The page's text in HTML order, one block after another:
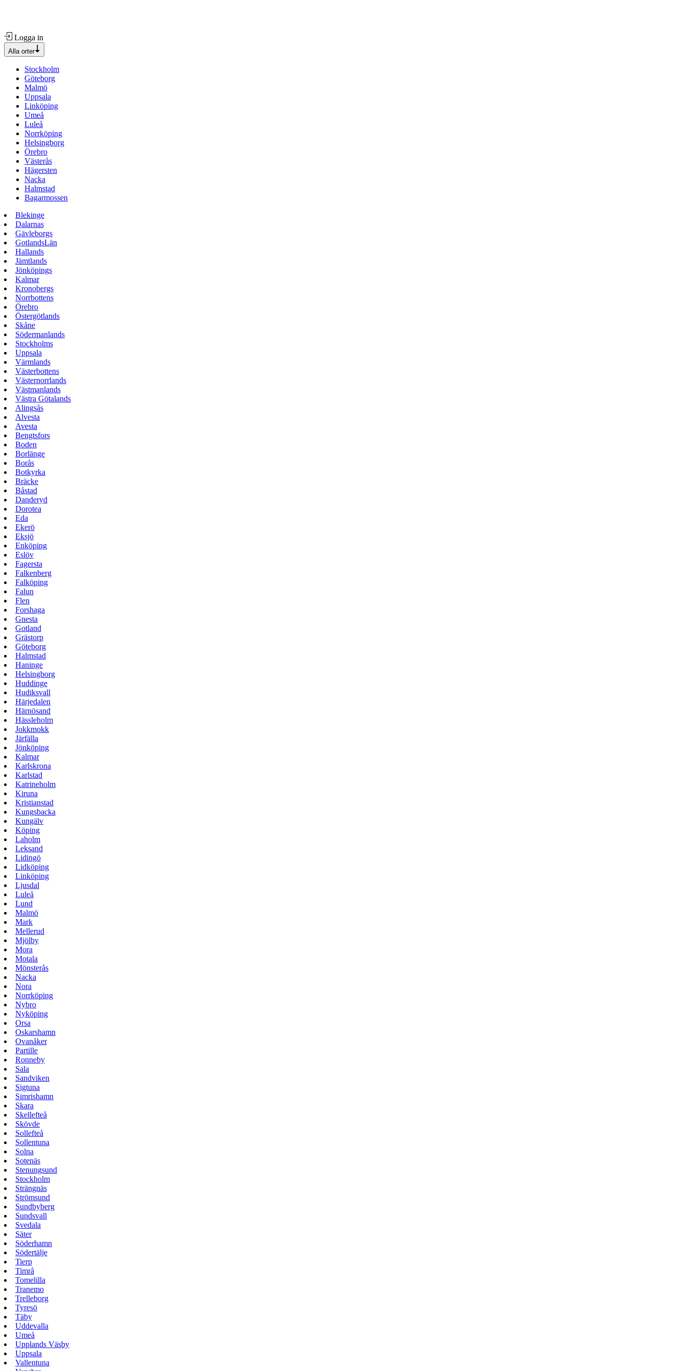
Logga in
Alla orter
Stockholm
Göteborg
Malmö
Uppsala
Linköping
Umeå
Luleå
Norrköping
Helsingborg
Örebro
Västerås
Hägersten
Nacka
Halmstad
Bagarmossen
Blekinge
Dalarnas
Gävleborgs
GotlandsLän
Hallands
Jämtlands
Jönköpings
Kalmar
Kronobergs
Norrbottens
Örebro
Östergötlands
Skåne
Södermanlands
Stockholms
Uppsala
Värmlands
Västerbottens
Västernorrlands
Västmanlands
Västra Götalands
Alingsås
Alvesta
Avesta
Bengtsfors
Boden
Borlänge
Borås
Botkyrka
Bräcke
Båstad
Danderyd
Dorotea
Eda
Ekerö
Eksjö
Enköping
Eslöv
Fagersta
Falkenberg
Falköping
Falun
Flen
Forshaga
Gnesta
Gotland
Grästorp
Göteborg
Halmstad
Haninge
Helsingborg
Huddinge
Hudiksvall
Härjedalen
Härnösand
Hässleholm
Jokkmokk
Järfälla
Jönköping
Kalmar
Karlskrona
Karlstad
Katrineholm
Kiruna
Kristianstad
Kungsbacka
Kungälv
Köping
Laholm
Leksand
Lidingö
Lidköping
Linköping
Ljusdal
Luleå
Lund
Malmö
Mark
Mellerud
Mjölby
Mora
Motala
Mönsterås
Nacka
Nora
Norrköping
Nybro
Nyköping
Orsa
Oskarshamn
Ovanåker
Partille
Ronneby
Sala
Sandviken
Sigtuna
Simrishamn
Skara
Skellefteå
Skövde
Sollefteå
Sollentuna
Solna
Sotenäs
Stenungsund
Stockholm
Strängnäs
Strömsund
Sundbyberg
Sundsvall
Svedala
Säter
Söderhamn
Södertälje
Tierp
Timrå
Tomelilla
Tranemo
Trelleborg
Tyresö
Täby
Uddevalla
Umeå
Upplands Väsby
Uppsala
Vallentuna